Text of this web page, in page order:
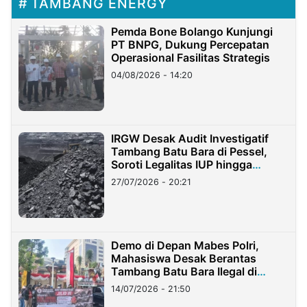
TAMBANG ENERGY
Pemda Bone Bolango Kunjungi
PT BNPG, Dukung Percepatan
Operasional Fasilitas Strategis
04/08/2026 - 14:20
IRGW Desak Audit Investigatif
Tambang Batu Bara di Pessel,
Soroti Legalitas IUP hingga
Stockpile
27/07/2026 - 20:21
Demo di Depan Mabes Polri,
Mahasiswa Desak Berantas
Tambang Batu Bara Ilegal di
Lampung
14/07/2026 - 21:50